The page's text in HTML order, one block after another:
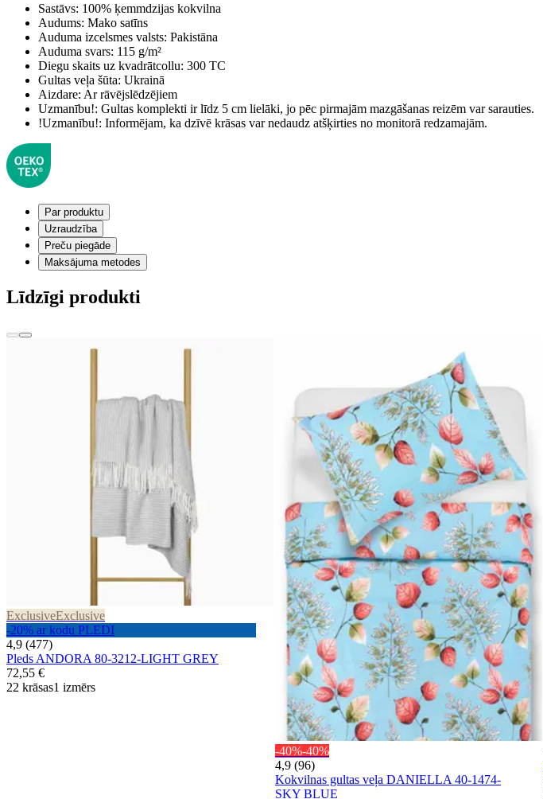
Sastāvs: 100% ķemmdzijas kokvilna
Audums: Mako satīns
Auduma izcelsmes valsts: Pakistāna
Auduma svars: 115 g/m²
Diegu skaits uz kvadrātcollu: 300 TC
Gultas veļa šūta: Ukrainā
Aizdare: Ar rāvējslēdzējiem
Uzmanību!: Gultas komplekti ir līdz 5 cm lielāki, jo pēc pirmajām mazgāšanas reizēm var sarauties.
!Uzmanību!: Informējam, ka dzīvē krāsas var nedaudz atšķirties no monitorā redzamajām.
Par produktu
Uzraudzība
Preču piegāde
Maksājuma metodes
Līdzīgi produkti
ExclusiveExclusive
-20% ar kodu PLEDI
4,9 (477)
Pleds ANDORA 80-3212-LIGHT GREY
72,55 €
22 krāsas1 izmērs
-40%-40%
4,9 (96)
Kokvilnas gultas veļa DANIELLA 40-1474-
SKY BLUE